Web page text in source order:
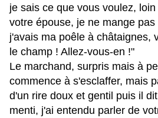
je sais ce que vous voulez,
votre épouse, je ne mange
j'avais ma poêle à châtaignes,
le champ ! Allez-vous-en !"
Le marchand, surpris mais à
commence à s'esclaffer, mais
d'un rire doux et gentil puis il
menti, j'ai entendu parler de